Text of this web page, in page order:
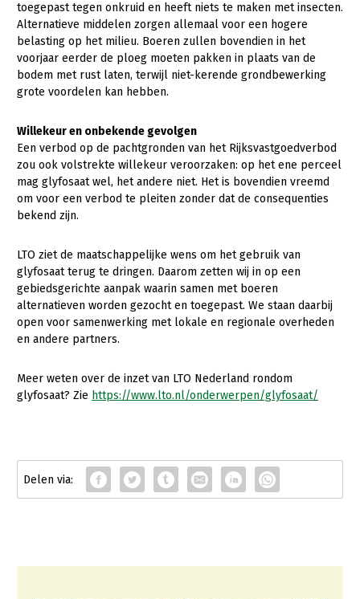
Schapenhouderij
Varkenshouderij
Vleesveehouderij
Paddenstoelen
Vollegrondsgroente
Over LTO
LTO Nederland
Mensen
Medewerkers
Vakgroepbestuurders
Vacatures
Pers
Contact
toegepast tegen onkruid en heeft niets te maken met insecten.
Alternatieve middelen zorgen allemaal voor een hogere
belasting op het milieu. Boeren zullen bovendien in het
voorjaar eerder de ploeg moeten pakken in plaats van de
bodem met rust laten, terwijl niet-kerende grondbewerking
grote voordelen kan hebben.
Willekeur en onbekende gevolgen
Een verbod op de pachtgronden van het Rijksvastgoedverbod
zou ook volstrekte willekeur veroorzaken: op het ene perceel
mag glyfosaat wel, het andere niet. Het is bovendien vreemd
om voor een verbod te pleiten zonder dat de consequenties
bekend zijn.
LTO ziet de maatschappelijke wens om het gebruik van
glyfosaat terug te dringen. Daarom zetten wij in op een
gebiedsgerichte aanpak waarin samen met boeren
alternatieven worden gezocht en toegepast. We staan daarbij
open voor samenwerking met lokale en regionale overheden
en andere partners.
Meer weten over de inzet van LTO Nederland rondom
glyfosaat? Zie https://www.lto.nl/onderwerpen/glyfosaat/